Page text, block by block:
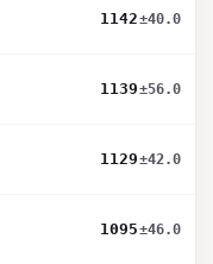
1142±40.0
1139±56.0
1129±42.0
1095±46.0